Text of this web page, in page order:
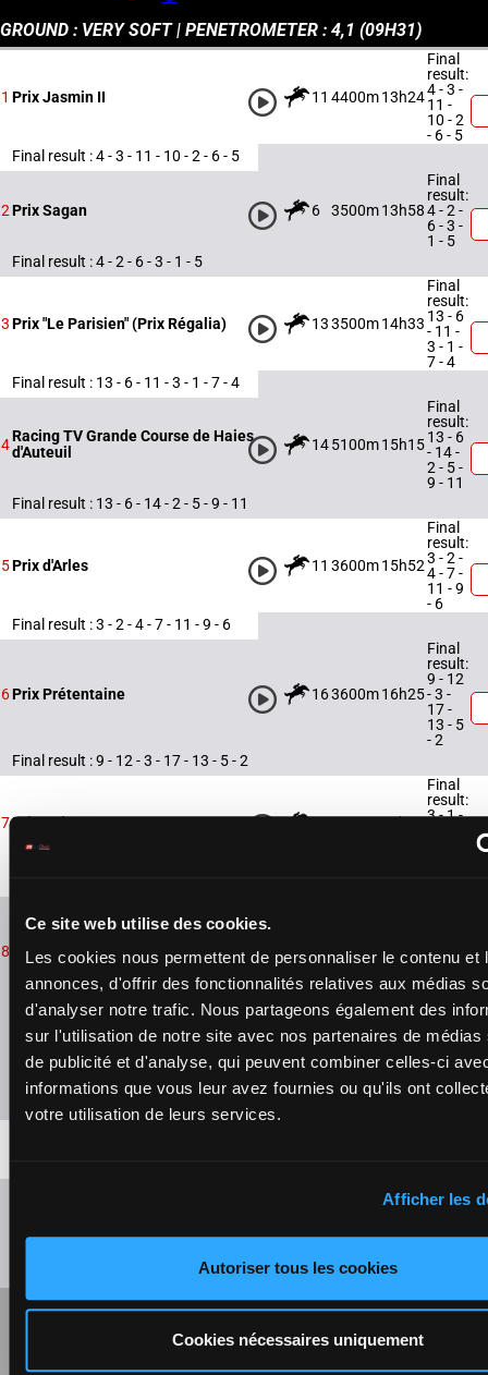
Ce site web utilise des cookies.
Les cookies nous permettent de personnaliser le contenu et
annonces, d'offrir des fonctionnalités relatives aux médias
d'analyser notre trafic. Nous partageons également des
sur l'utilisation de notre site avec nos partenaires de médias
de publicité et d'analyse, qui peuvent combiner celles-ci
informations que vous leur avez fournies ou qu'ils ont
votre utilisation de leurs services.
Afficher les
Autoriser tous les cookies
Cookies nécessaires uniquement
GROUND : VERY SOFT | PENETROMETER : 4,1 (09H31)
1 Prix Jasmin II 11 4400m13h24
Final
result:
4 - 3 -
11 -
10 - 2
- 6 - 5
Final result : 4 - 3 - 11 - 10 - 2 - 6 - 5
2Prix Sagan 6 3500m13h58
Final
result:
4 - 2 -
6 - 3 -
1 - 5
Final result : 4 - 2 - 6 - 3 - 1 - 5
3Prix "Le Parisien" (Prix Régalia) 133500m14h33
Final
result:
13 - 6
- 11 -
3 - 1 -
7 - 4
Final result : 13 - 6 - 11 - 3 - 1 - 7 - 4
4Racing TV Grande Course de Haies
d'Auteuil
145100m15h15
Final
result:
13 - 6
- 14 -
2 - 5 -
9 - 11
Final result : 13 - 6 - 14 - 2 - 5 - 9 - 11
5Prix d'Arles 11 3600m15h52
Final
result:
3 - 2 -
4 - 7 -
11 - 9
- 6
Final result : 3 - 2 - 4 - 7 - 11 - 9 - 6
6Prix Prétentaine 163600m16h25
Final
result:
9 - 12
- 3 -
17 -
13 - 5
- 2
Final result : 9 - 12 - 3 - 17 - 13 - 5 - 2
7Prix Saint-Sauveur 134400m17h07
Final
result:
3 - 1 -
8 Prix Le Gualès de Mézaubran 173600m 17h4417 -
12 - 7
- 13 -
Final result : 5 - 6 - 17 - 12 - 7 - 13 - 16
Presence of favorite horses